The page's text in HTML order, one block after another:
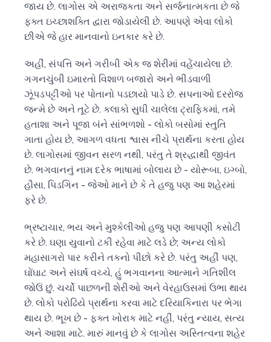
જાય છે. લાગોસ એ અરાજકતા અને સર્જનાત્મકતા છે જે
ફક્ત ઇચ્છાશક્તિ દ્વારા જોડાયેલી છે. આપણે એવા લોકો
છીએ જે હાર માનવાનો ઇનકાર કરે છે.
અહીં, સંપત્તિ અને ગરીબી એક જ શેરીમાં વહેંચાયેલા છે.
ગગનચુંબી ઇમારતો વિશાળ બજારો અને ભીડવાળી
ઝૂંપડપટ્ટીઓ પર પોતાનો પડછાયો પાડે છે. સપનાઓ દરરોજ
જન્મે છે અને તૂટે છે. કલાકો સુધી ચાલેલા ટ્રાફિકમાં, તમે
હતાશા અને પૂજા બંને સાંભળશો - લોકો બસોમાં સ્તુતિ
ગાતા હોય છે, આગળ વધતા શ્વાસ નીચે પ્રાર્થના કરતા હોય
છે. લાગોસમાં જીવન સરળ નથી, પરંતુ તે શ્રદ્ધાથી જીવંત
છે. ભગવાનનું નામ દરેક ભાષામાં બોલાય છે - યોરૂબા, ઇગ્બો,
હૌસા, પિડગિન - જેઓ માને છે કે તે હજુ પણ આ શહેરમાં
ફરે છે.
ભ્રષ્ટાચાર, ભય અને મુશ્કેલીઓ હજુ પણ આપણી કસોટી
કરે છે. ઘણા યુવાનો ટકી રહેવા માટે લડે છે; અન્ય લોકો
મહાસાગરો પાર કરીને તકનો પીછો કરે છે. પરંતુ અહીં પણ,
ઘોંઘાટ અને સંઘર્ષ વચ્ચે, હું ભગવાનના આત્માને ગતિશીલ
જોઉં છું. ચર્ચો પાછળની શેરીઓ અને વેરહાઉસમાં ઉભા થાય
છે. લોકો પરોઢિયે પ્રાર્થના કરવા માટે દરિયાકિનારા પર ભેગા
થાય છે. ભૂખ છે - ફક્ત ખોરાક માટે નહીં, પરંતુ ન્યાય, સત્ય
અને આશા માટે. મારું માનવું છે કે લાગોસ અસ્તિત્વના શહેર